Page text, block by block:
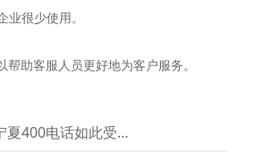
很少使用。
助客服人员更好地为客户服务。
为什么宁夏400电话如此受企业青睐？